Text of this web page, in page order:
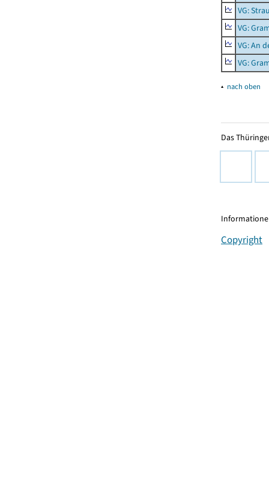
VG:
VG:
VG: An
VG:
▴ nach oben
Das
Copyright